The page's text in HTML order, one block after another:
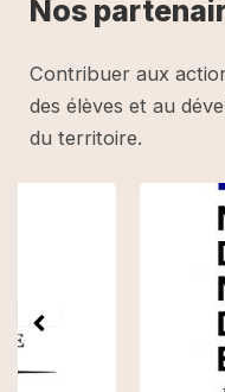
Nos
Contribuer aux
des élèves et au
du territoire.